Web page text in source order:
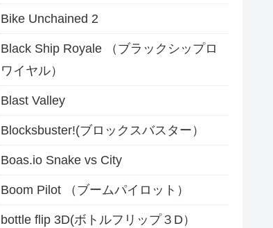
Bike Unchained 2
Black Ship Royale （ブラックシップロ
ワイヤル）
Blast Valley
Blocksbuster!(ブロックスバスター）
Boas.io Snake vs City
Boom Pilot （ブームパイロット）
bottle flip 3D(ボトルフリップ３D）